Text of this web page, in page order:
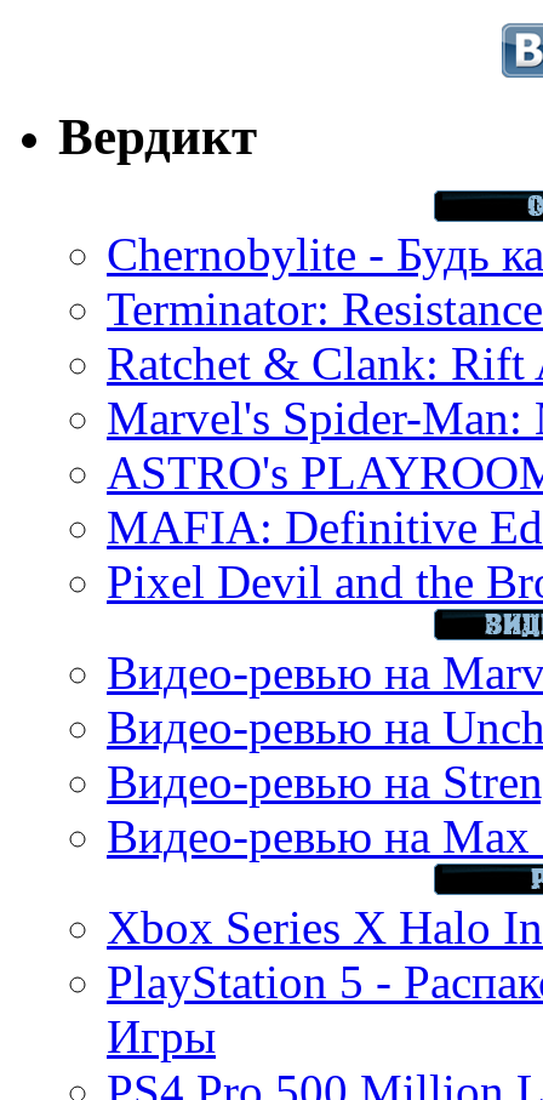
Вердикт
Chernobylite - Будь
Terminator:
Ratchet & Clank: Rift
Marvel's Spider-Man:
ASTRO's
MAFIA: Definitive
Pixel Devil and the
Видео-ревью на
Видео-ревью на
Видео-ревью на
Видео-ревью на Max
Xbox Series X Halo
PlayStation 5 -
Игры